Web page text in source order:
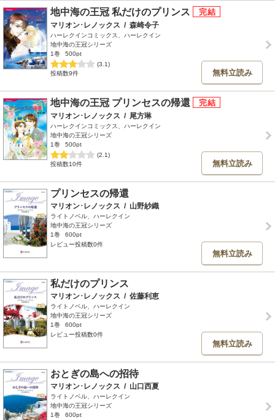
地中海の王冠 私だけのプリンス
マリオン･レノックス / 森崎令子
ハーレクインコミックス、ハーレクイン
地中海の王冠シリーズ
1巻
500pt
(3.1)
投稿数9件
無料立読み
地中海の王冠 プリンセスの帰還
マリオン･レノックス / 尾方琳
ハーレクインコミックス、ハーレクイン
地中海の王冠シリーズ
1巻
500pt
(2.1)
投稿数10件
無料立読み
プリンセスの帰還
マリオン･レノックス / 山野紗織
ライトノベル、ハーレクイン
地中海の王冠シリーズ
1巻
600pt
レビュー投稿数0件
無料立読み
私だけのプリンス
マリオン･レノックス / 佐藤利恵
ライトノベル、ハーレクイン
地中海の王冠シリーズ
1巻
600pt
レビュー投稿数0件
無料立読み
おとぎの島への招待
マリオン･レノックス / 山口西夏
ライトノベル、ハーレクイン
地中海の王冠シリーズ
1巻
600pt